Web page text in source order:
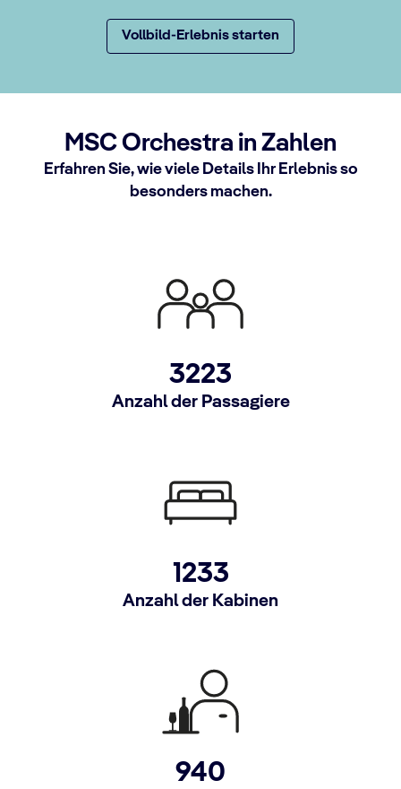
Vollbild-Erlebnis starten
MSC Orchestra in Zahlen
Erfahren Sie, wie viele Details Ihr Erlebnis so
besonders machen.
3223
Anzahl der Passagiere
1233
Anzahl der Kabinen
940